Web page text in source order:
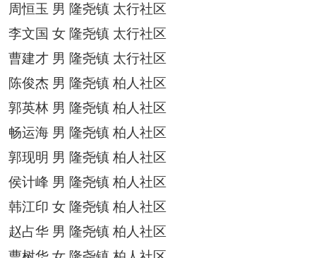
周恒玉 男 隆尧镇 太行社区
李文国 女 隆尧镇 太行社区
曹建才 男 隆尧镇 太行社区
陈俊杰 男 隆尧镇 柏人社区
郭英林 男 隆尧镇 柏人社区
畅运海 男 隆尧镇 柏人社区
郭现明 男 隆尧镇 柏人社区
侯计峰 男 隆尧镇 柏人社区
韩江印 女 隆尧镇 柏人社区
赵占华 男 隆尧镇 柏人社区